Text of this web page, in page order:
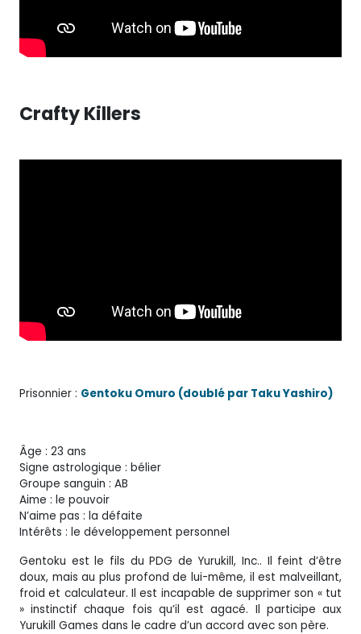
Crafty Killers
Prisonnier : Gentoku Omuro (doublé par Taku Yashiro)
Âge : 23 ans
Signe astrologique : bélier
Groupe sanguin : AB
Aime : le pouvoir
N’aime pas : la défaite
Intérêts : le développement personnel
Gentoku est le fils du PDG de Yurukill, Inc.. Il feint d’être
doux, mais au plus profond de lui-même, il est malveillant,
froid et calculateur. Il est incapable de supprimer son « tut
» instinctif chaque fois qu’il est agacé. Il participe aux
Yurukill Games dans le cadre d’un accord avec son père.